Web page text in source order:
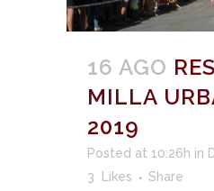
16 AGO
MILLA
2019
Posted at 10:26h in
3
Likes Share